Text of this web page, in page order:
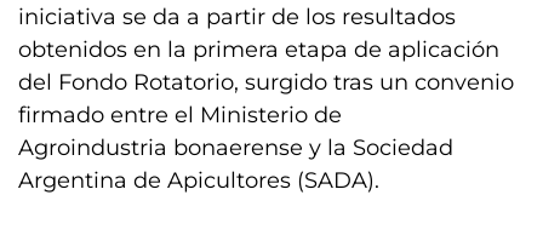
iniciativa se da a partir de los resultados
obtenidos en la primera etapa de aplicación
del Fondo Rotatorio, surgido tras un convenio
firmado entre el Ministerio de
Agroindustria bonaerense y la Sociedad
Argentina de Apicultores (SADA).